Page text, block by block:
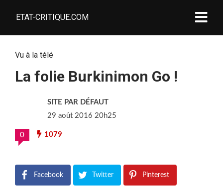
ETAT-CRITIQUE.COM
Vu à la télé
La folie Burkinimon Go !
SITE PAR DÉFAUT
29 août 2016 20h25
0 1079
Facebook Twitter Pinterest